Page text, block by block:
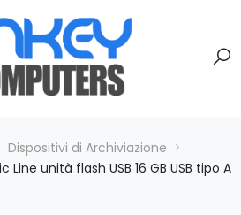
Dispositivi di Archiviazione
Line unità flash USB 16 GB USB tipo A